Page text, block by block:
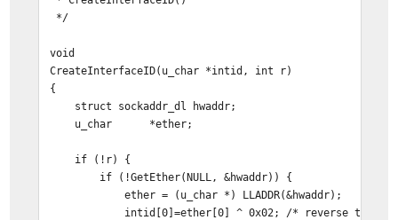
*/
void
CreateInterfaceID(u_char *intid, int r)
{
struct sockaddr_dl hwaddr;
u_char
*ether;
if (!r) {
if (!GetEther(NULL, &hwaddr)) {
ether = (u_char *) LLADDR(&hwaddr);
intid[0]=ether[0] ^ 0x02; /* reverse the